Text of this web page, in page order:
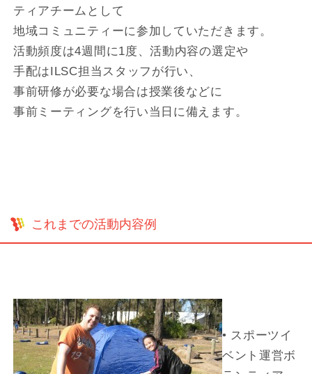
ティアチームとして
地域コミュニティーに参加していただきます。
活動頻度は4週間に1度、活動内容の選定や
手配はILSC担当スタッフが行い、
事前研修が必要な場合は授業後などに
事前ミーティングを行い当日に備えます。
これまでの活動内容例
• スポーツイ
ベント運営ボ